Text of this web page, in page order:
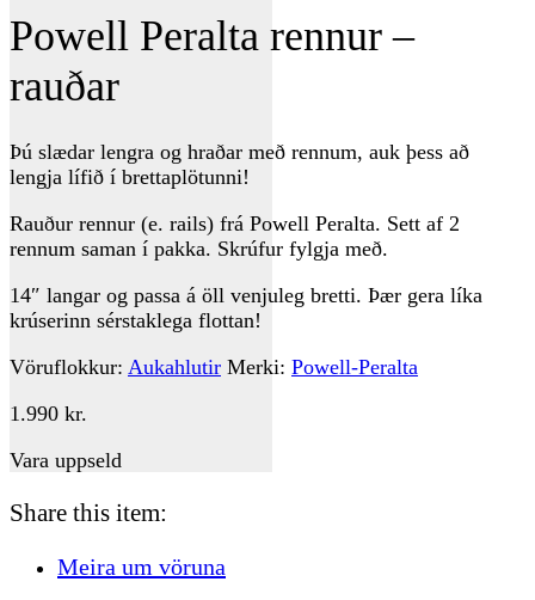
Powell Peralta rennur –
rauðar
Þú slædar lengra og hraðar með rennum, auk þess að
lengja lífið í brettaplötunni!
Rauður rennur (e. rails) frá Powell Peralta. Sett af 2
rennum saman í pakka. Skrúfur fylgja með.
14″ langar og passa á öll venjuleg bretti. Þær gera líka
krúserinn sérstaklega flottan!
Vöruflokkur: Aukahlutir Merki: Powell-Peralta
1.990 kr.
Vara uppseld
Share this item:
Meira um vöruna